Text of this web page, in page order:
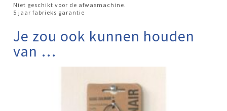
Niet geschikt voor de afwasmachine.
5 jaar fabrieks garantie
Je zou ook kunnen houden
van …